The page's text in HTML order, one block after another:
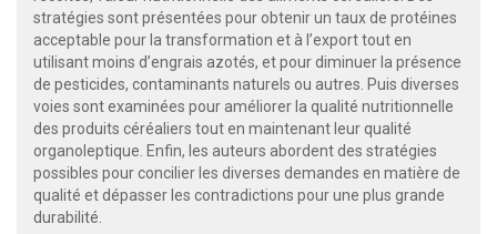
stratégies sont présentées pour obtenir un taux de protéines
acceptable pour la transformation et à l’export tout en
utilisant moins d’engrais azotés, et pour diminuer la présence
de pesticides, contaminants naturels ou autres. Puis diverses
voies sont examinées pour améliorer la qualité nutritionnelle
des produits céréaliers tout en maintenant leur qualité
organoleptique. Enfin, les auteurs abordent des stratégies
possibles pour concilier les diverses demandes en matière de
qualité et dépasser les contradictions pour une plus grande
durabilité.